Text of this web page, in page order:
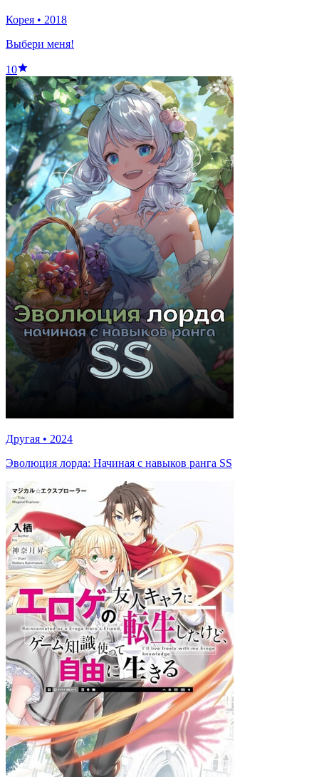
Корея • 2018
Выбери меня!
10
Другая • 2024
Эволюция лорда: Начиная с навыков ранга SS